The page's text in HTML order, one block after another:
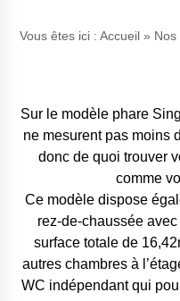
Vous êtes ici :Accueil » Nos
Sur le modèle phare
ne mesurent pas moins
donc de quoi trouver
comme
Ce modèle dispose
rez-de-chaussée avec
surface totale de
autres chambres à
WC indépendant qui